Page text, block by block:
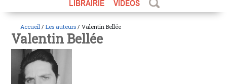
LIBRAIRIE
VIDÉOS
Accueil / Les auteurs / Valentin Bellée
Valentin Bellée